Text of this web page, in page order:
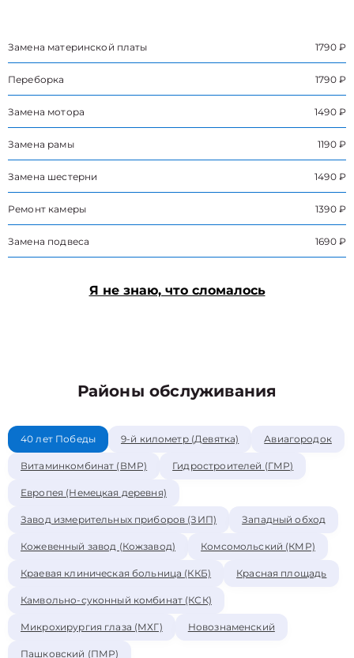
Замена материнской платы 1790 ₽
Переборка 1790 ₽
Замена мотора 1490 ₽
Замена рамы 1190 ₽
Замена шестерни 1490 ₽
Ремонт камеры 1390 ₽
Замена подвеса 1690 ₽
Я не знаю, что сломалось
Районы обслуживания
40 лет Победы 9-й километр (Девятка) Авиагородок
Витаминкомбинат (ВМР) Гидростроителей (ГМР)
Европея (Немецкая деревня)
Завод измерительных приборов (ЗИП) Западный обход
Кожевенный завод (Кожзавод) Комсомольский (КМР)
Краевая клиническая больница (ККБ) Красная площадь
Камвольно-суконный комбинат (КСК)
Микрохирургия глаза (МХГ) Новознаменский
Пашковский (ПМР)